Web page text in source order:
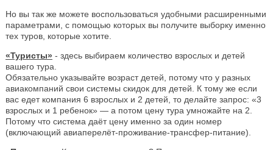
Но вы так же можете воспользоваться удобными расширенными
параметрами, с помощью которых вы получите выборку именно
тех туров, которые хотите.
«Туристы» - здесь выбираем количество взрослых и детей
вашего тура.
Обязательно указывайте возраст детей, потому что у разных
авиакомпаний свои системы скидок для детей. К тому же если
вас едет компания 6 взрослых и 2 детей, то делайте запрос: «3
взрослых и 1 ребенок» — а потом цену тура умножайте на 2.
Потому что система даёт цену именно за один номер
(включающий авиаперелёт-проживание-трансфер-питание).